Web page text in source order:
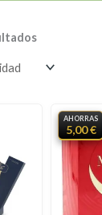
AHORRAS
5,00 €